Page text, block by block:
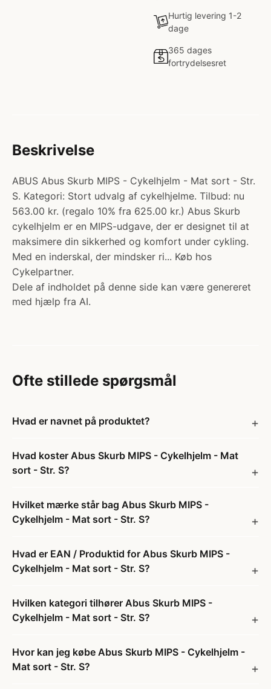
Hurtig levering 1-2
dage
365 dages
fortrydelsesret
Beskrivelse
ABUS Abus Skurb MIPS - Cykelhjelm - Mat sort - Str.
S. Kategori: Stort udvalg af cykelhjelme. Tilbud: nu
563.00 kr. (regalo 10% fra 625.00 kr.) Abus Skurb
cykelhjelm er en MIPS-udgave, der er designet til at
maksimere din sikkerhed og komfort under cykling.
Med en inderskal, der mindsker ri... Køb hos
Cykelpartner.
Dele af indholdet på denne side kan være genereret
med hjælp fra AI.
Ofte stillede spørgsmål
Hvad er navnet på produktet?
Hvad koster Abus Skurb MIPS - Cykelhjelm - Mat
sort - Str. S?
Hvilket mærke står bag Abus Skurb MIPS -
Cykelhjelm - Mat sort - Str. S?
Hvad er EAN / Produktid for Abus Skurb MIPS -
Cykelhjelm - Mat sort - Str. S?
Hvilken kategori tilhører Abus Skurb MIPS -
Cykelhjelm - Mat sort - Str. S?
Hvor kan jeg købe Abus Skurb MIPS - Cykelhjelm -
Mat sort - Str. S?